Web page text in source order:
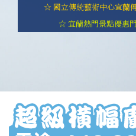
☆ 國立傳統藝術中心宜蘭
☆ 宜蘭熱門景點優惠